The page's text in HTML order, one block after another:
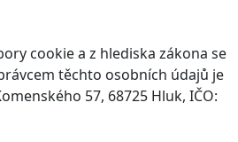
cookie a z hlediska zákona se
těchto osobních údajů je
57, 68725 Hluk, IČO: